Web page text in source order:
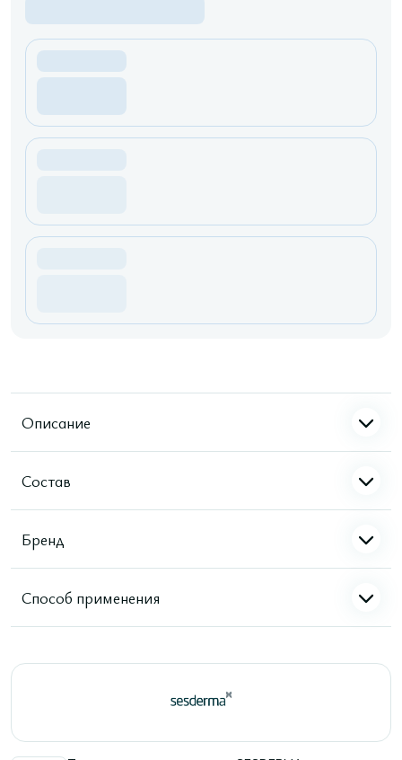
Описание
Состав
Бренд
Способ применения